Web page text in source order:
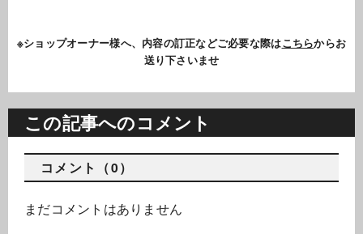
※ショップオーナー様へ、内容の訂正などご必要な際はこちらからお
送り下さいませ
この記事へのコメント
コメント（0）
まだコメントはありません